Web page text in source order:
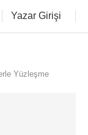
Yazar Girişi
Yüzleşme